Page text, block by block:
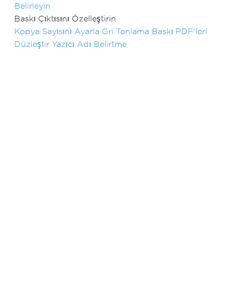
Belirleyin
Baskı Çıktısını Özelleştirin
Kopya Sayısını Ayarla Gri Tonlama Baskı PDF'leri
Düzleştir Yazıcı Adı Belirtme